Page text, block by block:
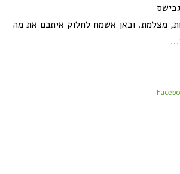
מצלמת. וכאן אשמח לחלוק איתכם את מה